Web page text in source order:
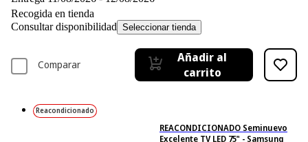
Recogida en tienda
Consultar disponibilidad Seleccionar tienda
Comparar
Añadir al
carrito
Reacondicionado
REACONDICIONADO Seminuevo
Excelente TV LED 75" - Samsung